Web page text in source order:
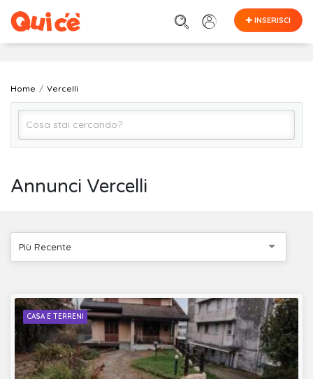
INSERISCI
Home Vercelli
Annunci Vercelli
Più Recente
CASA E TERRENI